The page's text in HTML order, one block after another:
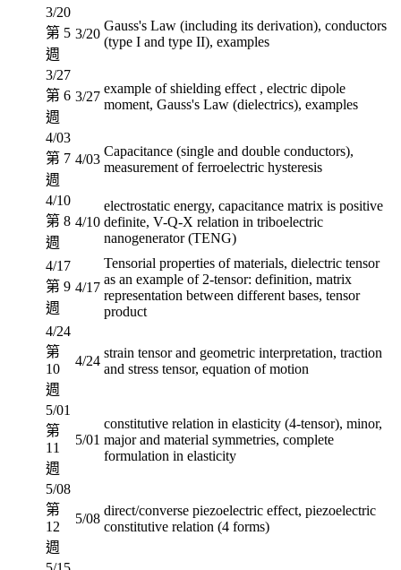
3/20
第 5
週
3/20
Gauss's Law (including its derivation), conductors
(type I and type II), examples
3/27
第 6
週
3/27
example of shielding effect , electric dipole
moment, Gauss's Law (dielectrics), examples
4/03
第 7
週
4/03
Capacitance (single and double conductors),
measurement of ferroelectric hysteresis
4/10
第 8
週
4/10
electrostatic energy, capacitance matrix is positive
definite, V-Q-X relation in triboelectric
nanogenerator (TENG)
4/17
第 9
週
4/17
Tensorial properties of materials, dielectric tensor
as an example of 2-tensor: definition, matrix
representation between different bases, tensor
product
4/24
第
10
週
4/24
strain tensor and geometric interpretation, traction
and stress tensor, equation of motion
5/01
第
11
週
5/01
constitutive relation in elasticity (4-tensor), minor,
major and material symmetries, complete
formulation in elasticity
5/08
第
12
週
5/08
direct/converse piezoelectric effect, piezoelectric
constitutive relation (4 forms)